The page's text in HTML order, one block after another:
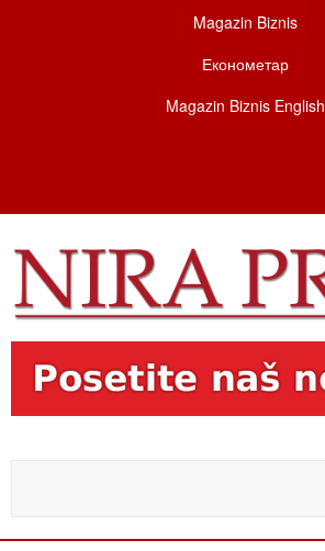
Magazin Biznis
Економетар
Magazin Biznis English